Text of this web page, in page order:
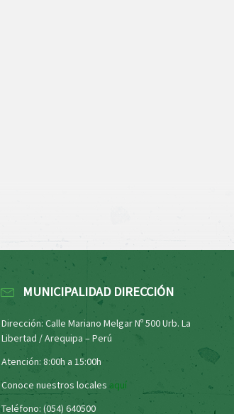
MUNICIPALIDAD DIRECCIÓN
Dirección: Calle Mariano Melgar Nº 500 Urb. La
Libertad / Arequipa – Perú
Atención: 8:00h a 15:00h
Conoce nuestros locales aquí
Teléfono: (054) 640500